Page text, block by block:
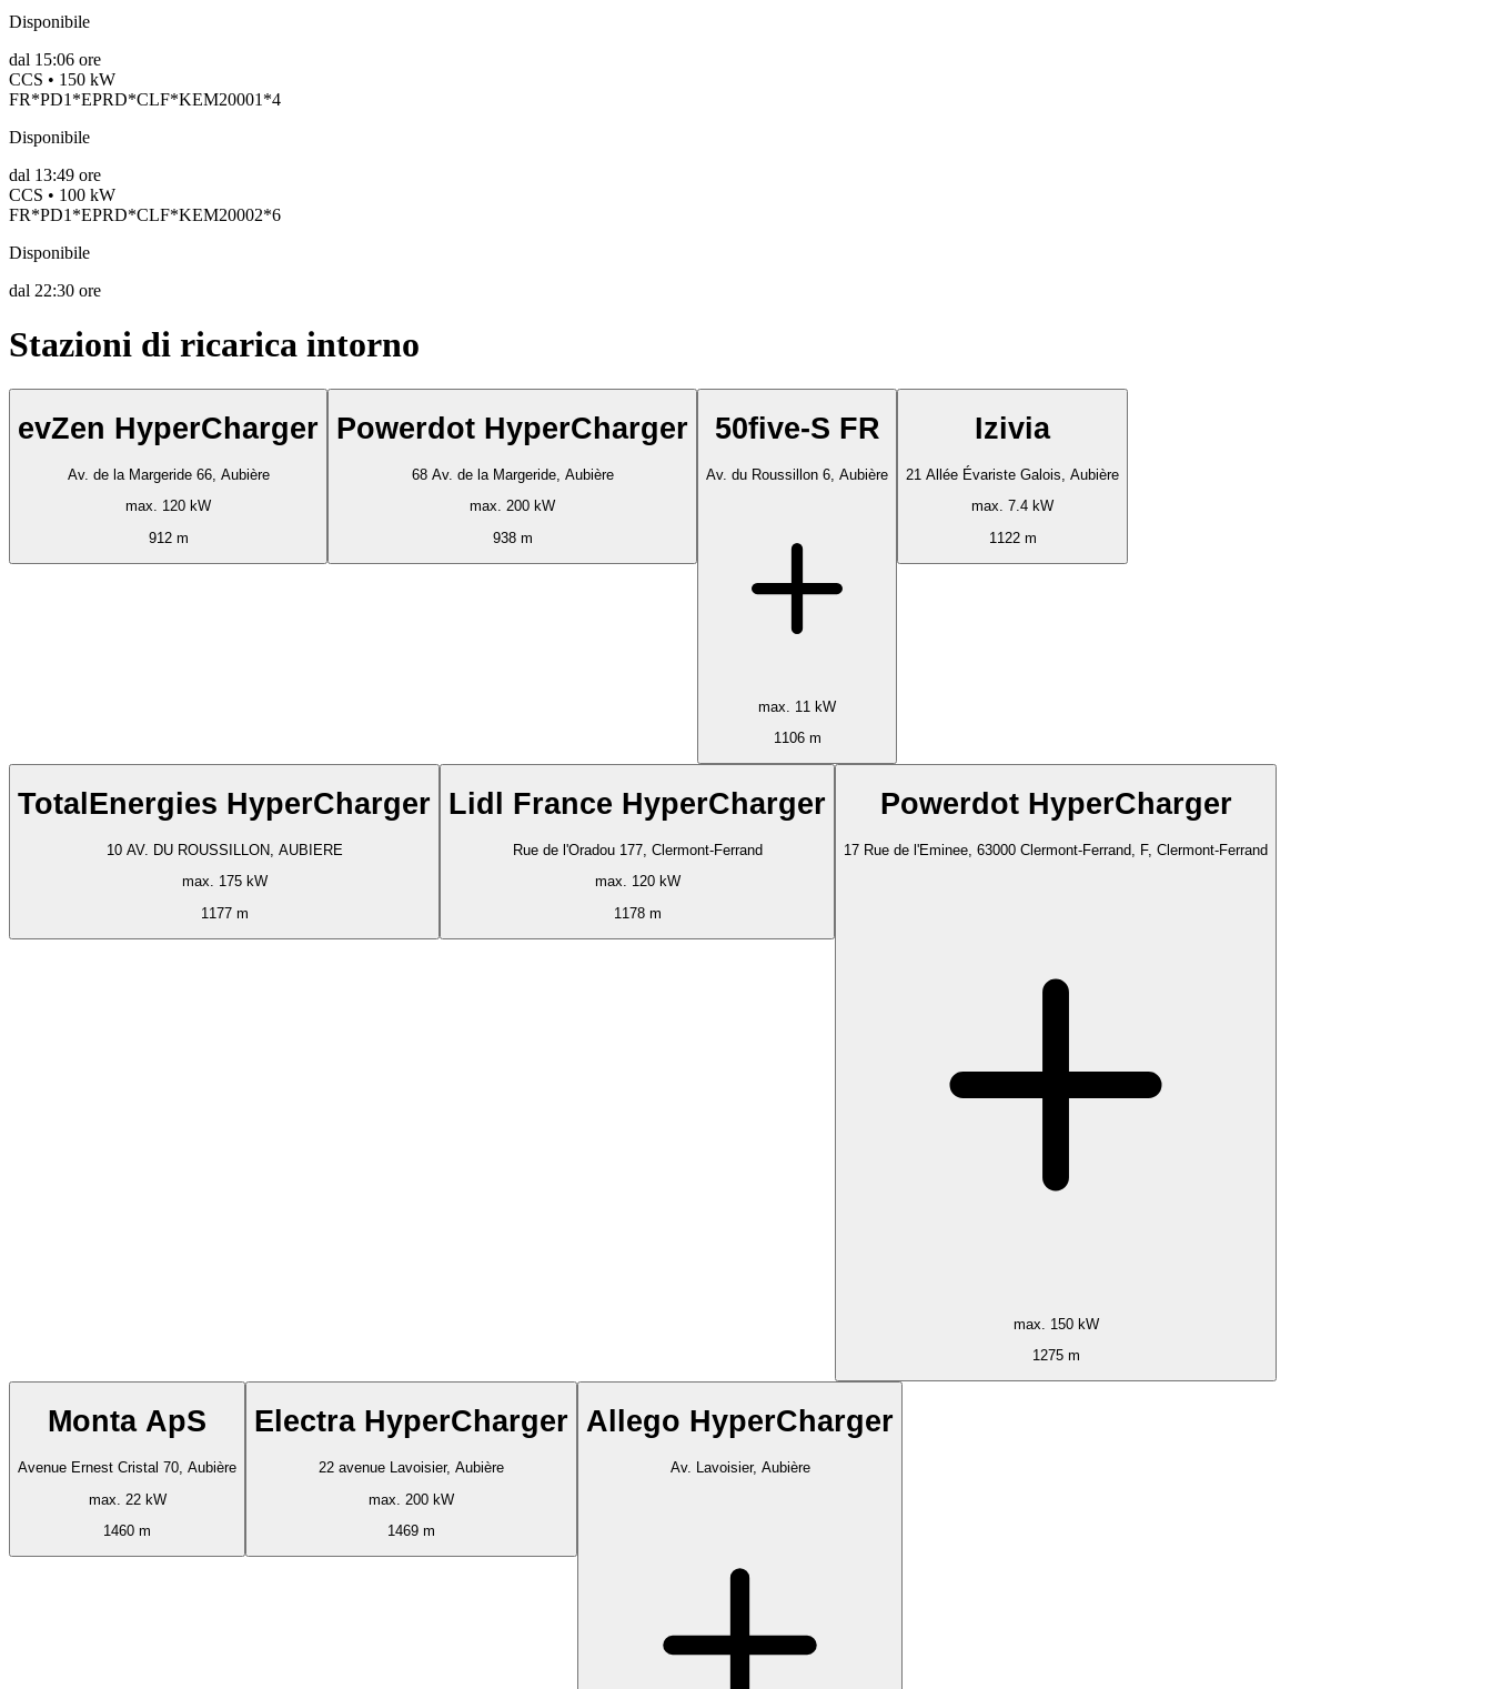
Disponibile
dal 15:06 ore
CCS • 150 kW
FR*PD1*EPRD*CLF*KEM20001*4
Disponibile
dal 13:49 ore
CCS • 100 kW
FR*PD1*EPRD*CLF*KEM20002*6
Disponibile
dal 22:30 ore
Stazioni di ricarica intorno
evZen HyperCharger
Av. de la Margeride 66, Aubière
max. 120 kW
912 m
Powerdot HyperCharger
68 Av. de la Margeride, Aubière
max. 200 kW
938 m
50five-S FR
Av. du Roussillon 6, Aubière
max. 11 kW
1106 m
Izivia
21 Allée Évariste Galois, Aubière
max. 7.4 kW
1122 m
TotalEnergies HyperCharger
10 AV. DU ROUSSILLON, AUBIERE
max. 175 kW
1177 m
Lidl France HyperCharger
Rue de l'Oradou 177, Clermont-Ferrand
max. 120 kW
1178 m
Powerdot HyperCharger
17 Rue de l'Eminee, 63000 Clermont-Ferrand, F, Clermont-Ferrand
max. 150 kW
1275 m
Monta ApS
Avenue Ernest Cristal 70, Aubière
max. 22 kW
1460 m
Electra HyperCharger
22 avenue Lavoisier, Aubière
max. 200 kW
1469 m
Allego HyperCharger
Av. Lavoisier, Aubière